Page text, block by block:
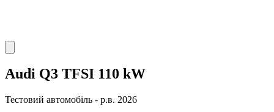
Audi Q3 TFSI 110 kW
Тестовий автомобіль - р.в. 2026